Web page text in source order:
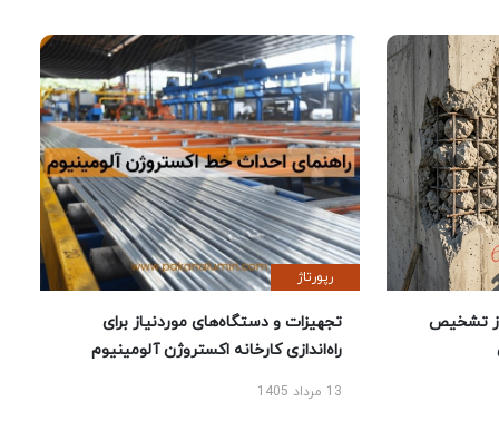
تشخیص
رپورتاژ
تجهیزات و دستگاه‌های موردنیاز برای
راه‌اندازی کارخانه اکستروژن آلومینیوم
13 مرداد 1405